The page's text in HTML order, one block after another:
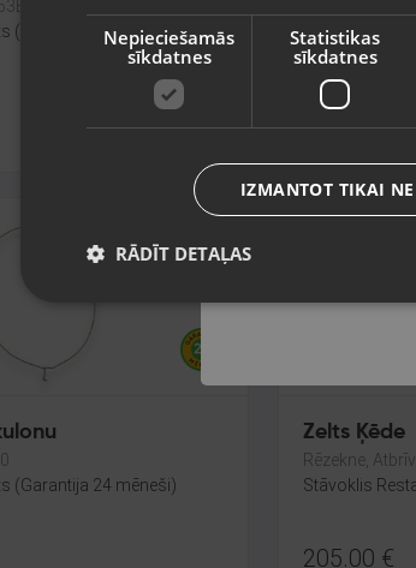
(Garantija 24 mēneši)
Stāvoklis
650.00
No 29.55€/
(Garantija 24 mēneši)
Zelts Ķēde
Rēzekne,
Stāvoklis
205.00 €
Valoda
Latviešu /
Nepieciešamās
sīkdatnes
Statistikas
sīkdatnes
IZMANTOT TIKAI
RĀDĪT DETAĻAS